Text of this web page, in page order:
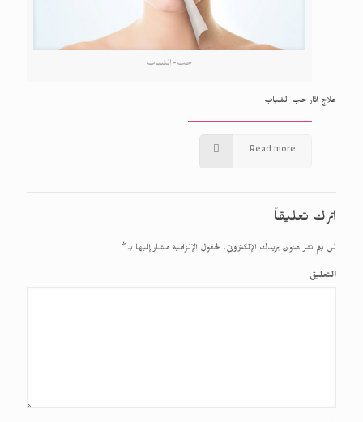
حب-الشباب
علاج اثار حب الشباب
Read more
اترك تعليقاً
لن يتم نشر عنوان بريدك الإلكتروني. الحقول الإلزامية مشار إليها بـ
التعليق